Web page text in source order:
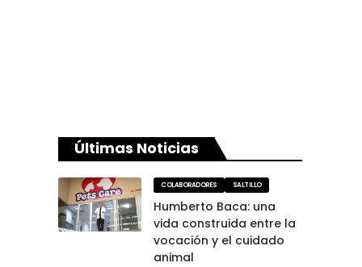
Últimas Noticias
COLABORADORES SALTILLO
Humberto Baca: una
vida construida entre la
vocación y el cuidado
animal